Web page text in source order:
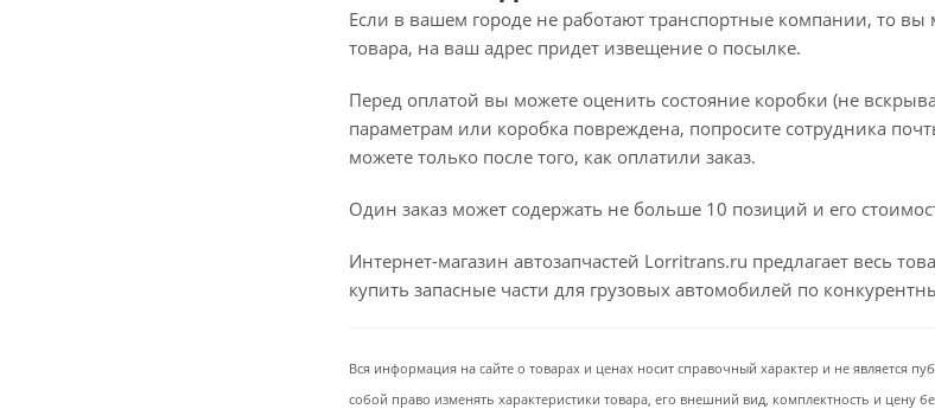
Если в вашем городе не работают транспортные компании, то вы
товара, на ваш адрес придет извещение о посылке.
Перед оплатой вы можете оценить состояние коробки (не
параметрам или коробка повреждена, попросите сотрудника
можете только после того, как оплатили заказ.
Один заказ может содержать не больше 10 позиций и его
Интернет-магазин автозапчастей Lorritrans.ru предлагает весь
купить запасные части для грузовых автомобилей по
Вся информация на сайте о товарах и ценах носит справочный характер и не является
собой право изменять характеристики товара, его внешний вид, комплектность и цену